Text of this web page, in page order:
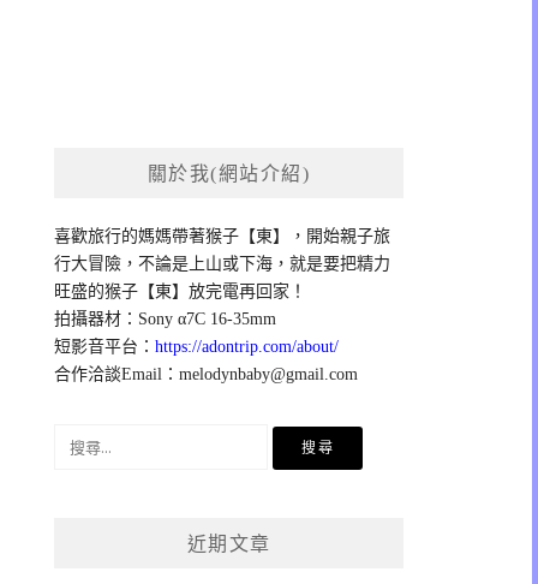
關於我(網站介紹)
喜歡旅行的媽媽帶著猴子【東】，開始親子旅
行大冒險，不論是上山或下海，就是要把精力
旺盛的猴子【東】放完電再回家！
拍攝器材：Sony α7C 16-35mm
短影音平台：https://adontrip.com/about/
合作洽談Email：melodynbaby@gmail.com
近期文章